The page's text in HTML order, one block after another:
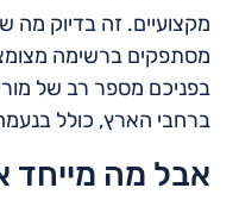
מקצועיים. זה בדיוק מה
מסתפקים ברשימה
בפניכם מספר רב של
ברחבי הארץ, כולל
אבל מה מייחד